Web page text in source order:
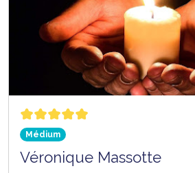
Médium
Véronique Massotte